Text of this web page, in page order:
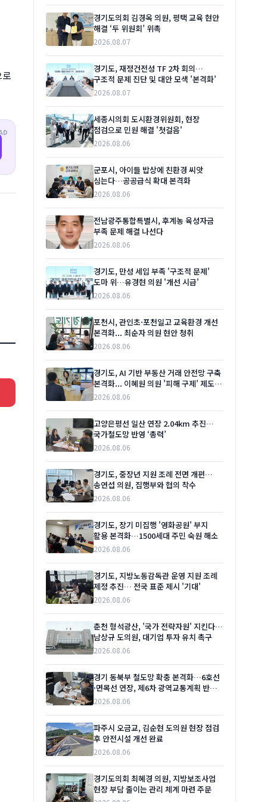
경기도의회 김경옥 의원, 평택 교육 현안
해결 ‘두 위원회’ 위촉
2026.08.07
경기도, 재정건전성 TF 2차 회의…
구조적 문제 진단 및 대안 모색 '본격화'
2026.08.07
세종시의회 도시환경위원회, 현장
점검으로 민원 해결 '첫걸음'
2026.08.06
군포시, 아이들 밥상에 친환경 씨앗
심는다…공공급식 확대 본격화
2026.08.06
전남광주통합특별시, 후계농 육성자금
부족 문제 해결 나선다
2026.08.06
경기도, 만성 세입 부족 '구조적 문제'
도마 위…유경현 의원 '개선 시급'
2026.08.06
포천시, 관인초·포천일고 교육환경 개선
본격화... 최순자 의원 현안 청취
2026.08.06
경기도, AI 기반 부동산 거래 안전망 구축
본격화... 이혜원 의원 '피해 구제' 제도
보완 주문
2026.08.06
고양은평선 일산 연장 2.04km 추진…
국가철도망 반영 ‘총력’
2026.08.06
경기도, 중장년 지원 조례 전면 개편…
송연섭 의원, 집행부와 협의 착수
2026.08.06
경기도, 장기 미집행 '영화공원' 부지
활용 본격화…1500세대 주민 숙원 해소
2026.08.06
경기도, 지방노동감독관 운영 지원 조례
제정 추진… 전국 표준 제시 '기대'
2026.08.06
춘천 형석광산, '국가 전략자원' 지킨다…
남상규 도의원, 대기업 투자 유치 촉구
2026.08.06
경기 동북부 철도망 확충 본격화…6호선
·면목선 연장, 제6차 광역교통계획 반영
시급
2026.08.06
파주시 오금교, 김순현 도의원 현장 점검
후 안전시설 개선 완료
2026.08.06
경기도의회 최혜경 의원, 지방보조사업
현장 부담 줄이는 관리 체계 마련 주문